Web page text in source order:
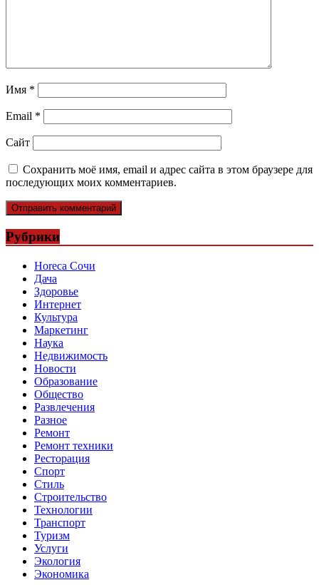
Имя *
Email *
Сайт
Сохранить моё имя, email и адрес сайта в этом браузере для
последующих моих комментариев.
Рубрики
Horeca Сочи
Дача
Здоровье
Интернет
Культура
Маркетинг
Наука
Недвижимость
Новости
Образование
Общество
Развлечения
Разное
Ремонт
Ремонт техники
Ресторация
Спорт
Стиль
Строительство
Технологии
Транспорт
Туризм
Услуги
Экология
Экономика